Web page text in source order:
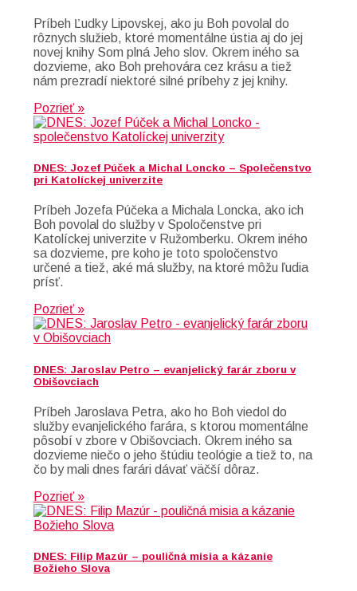
Príbeh Ľudky Lipovskej, ako ju Boh povolal do
rôznych služieb, ktoré momentálne ústia aj do jej
novej knihy Som plná Jeho slov. Okrem iného sa
dozvieme, ako Boh prehovára cez krásu a tiež
nám prezradí niektoré silné príbehy z jej knihy.
Pozrieť »
DNES: Jozef Púček a Michal Loncko – Společenstvo
pri Katolíckej univerzite
Príbeh Jozefa Púčeka a Michala Loncka, ako ich
Boh povolal do služby v Spoločenstve pri
Katolíckej univerzite v Ružomberku. Okrem iného
sa dozvieme, pre koho je toto spoločenstvo
určené a tiež, aké má služby, na ktoré môžu ľudia
prísť.
Pozrieť »
DNES: Jaroslav Petro – evanjelický farár zboru v
Obišovciach
Príbeh Jaroslava Petra, ako ho Boh viedol do
služby evanjelického farára, s ktorou momentálne
pôsobí v zbore v Obišovciach. Okrem iného sa
dozvieme niečo o jeho štúdiu teológie a tiež to, na
čo by mali dnes farári dávať väčší dôraz.
Pozrieť »
DNES: Filip Mazúr – pouličná misia a kázanie
Božieho Slova